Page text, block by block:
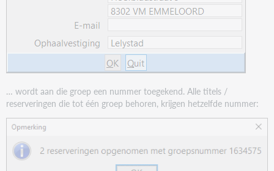
… wordt aan die groep een nummer toegekend. Alle titels /
reserveringen die tot één groep behoren, krijgen hetzelfde nummer: